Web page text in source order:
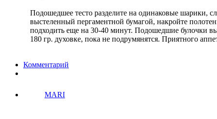
Подошедшее тесто разделите на одинаковые шарики,
выстеленный пергаментной бумагой, накройте
подходить еще на 30-40 минут. Подошедшие булочки
180 гр. духовке, пока не подрумянятся. Приятного
Комментарий
MARI